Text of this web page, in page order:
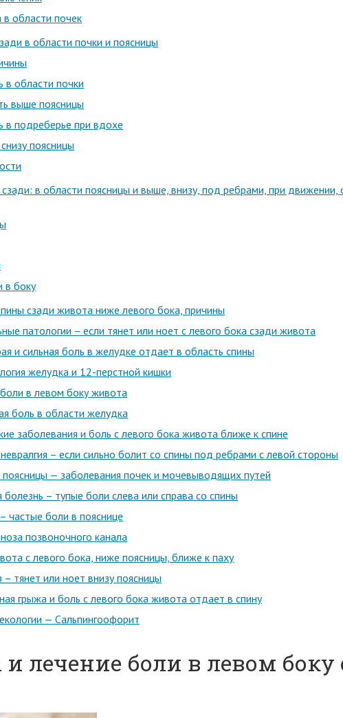
области почек
в области почки и поясницы
в области почки
выше поясницы
в подреберье при вдохе
поясницы
в области поясницы и выше, внизу, под ребрами, при движении,
в боку
сзади живота ниже левого бока, причины
патологии – если тянет или ноет с левого бока сзади живота
и сильная боль в желудке отдает в область спины
желудка и 12-перстной кишки
в левом боку живота
боль в области желудка
заболевания и боль с левого бока живота ближе к спине
– если сильно болит со спины под ребрами с левой стороны
— заболевания почек и мочевыводящих путей
– тупые боли слева или справа со спины
частые боли в пояснице
позвоночного канала
с левого бока, ниже поясницы, ближе к паху
тянет или ноет внизу поясницы
грыжа и боль с левого бока живота отдает в спину
— Сальпингоофорит
лечение боли в левом боку